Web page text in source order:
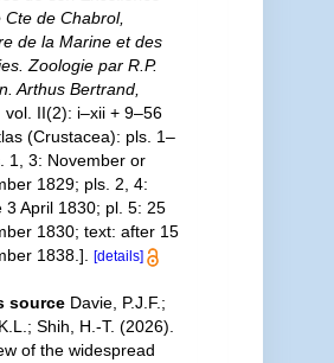
Cte de Chabrol,
de la Marine et des
Zoologie par R.P.
Arthus Bertrand,
vol. II(2): i–xii + 9–56
(Crustacea): pls. 1–
1, 3: November or
1829; pls. 2, 4:
3 April 1830; pl. 5: 25
1830; text: after 15
1838.].
[details]
source Davie, P.J.F.;
Shih, H.-T. (2026).
of the widespread